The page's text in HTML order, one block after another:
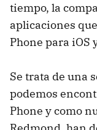
tiempo, la
aplicaciones
Phone para iOS
Se trata de una
podemos
Phone y como